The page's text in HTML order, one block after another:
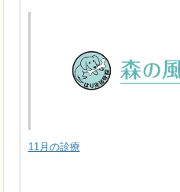
11月の診療